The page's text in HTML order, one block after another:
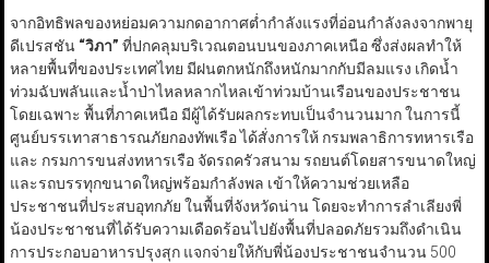
จากอิทธิพลของหย่อมความกดอากาศต่ำกำลังแรงที่อ่อนกำลังลงจากพายุ
ดีเปรสชัน “วิภา” ที่ปกคลุมบริเวณตอนบนของภาคเหนือ ซึ่งส่งผลทำให้
หลายพื้นที่ของประเทศไทย มีฝนตกหนักถึงหนักมากกับมีลมแรง เกิดน้ำ
ท่วมฉับพลันและน้ำป่าไหลหลากไหลเข้าท่วมบ้านเรือนของประชาชน
โดยเฉพาะ พื้นที่ภาคเหนือ มีผู้ได้รับผลกระทบเป็นจำนวนมาก ในการนี้
ศูนย์บรรเทาสาธารณภัยกองทัพเรือ ได้สั่งการให้ กรมพลาธิการทหารเรือ
และ กรมการขนส่งทหารเรือ จัดรถครัวสนาม รถยนต์โดยสารขนาดใหญ่
และรถบรรทุกขนาดใหญ่พร้อมกำลังพล เข้าให้ความช่วยเหลือ
ประชาชนที่ประสบอุทกภัย ในพื้นที่จังหวัดน่าน โดยจะทำการลำเลียงพี่
น้องประชาชนที่ได้รับความเดือดร้อนไปยังพื้นที่ปลอดภัยรวมถึงดำเนิน
การประกอบอาหารปรุงสุก แจกจ่ายให้กับพี่น้องประชาชนจำนวน 500